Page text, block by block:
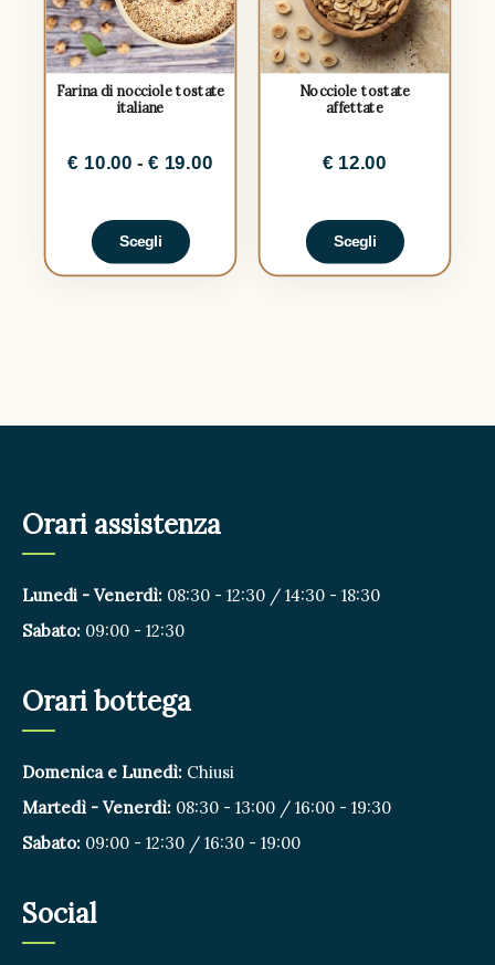
Farina di nocciole tostate
italiane
€ 10.00 - € 19.00
Scegli
Nocciole tostate
affettate
€ 12.00
Scegli
Orari assistenza
Lunedi - Venerdì: 08:30 - 12:30 / 14:30 - 18:30
Sabato: 09:00 - 12:30
Orari bottega
Domenica e Lunedì: Chiusi
Martedì - Venerdì: 08:30 - 13:00 / 16:00 - 19:30
Sabato: 09:00 - 12:30 / 16:30 - 19:00
Social